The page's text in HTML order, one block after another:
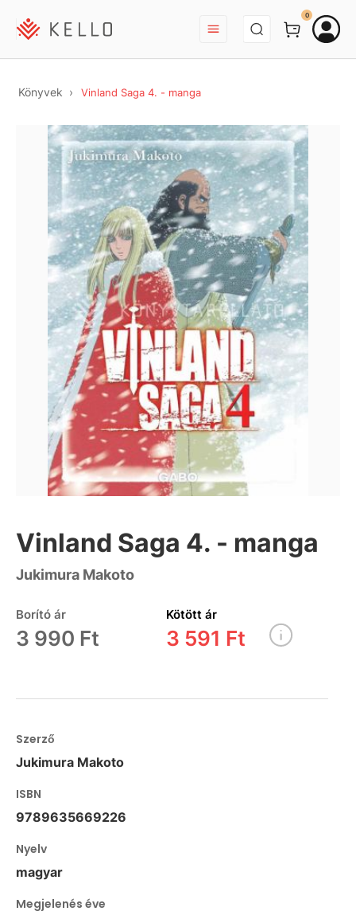
BEJELENTKEZÉS
0
Könyvek Vinland Saga 4. - manga
Vinland Saga 4. - manga
Jukimura Makoto
Borító ár
3 990 Ft
Kötött ár
3 591 Ft
Szerző
Jukimura Makoto
ISBN
9789635669226
Nyelv
magyar
Megjelenés éve